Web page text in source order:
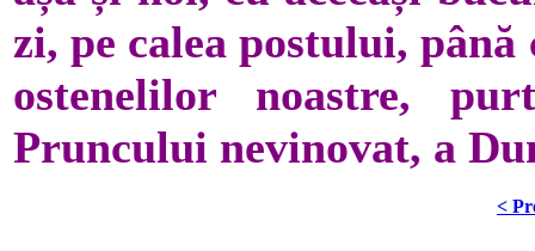
zi, pe calea postului,
ostenelilor noastre,
Pruncului nevinovat, a
<